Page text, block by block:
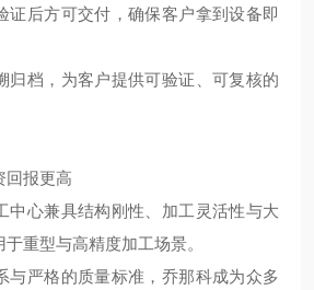
证后方可交付，确保客户拿到设备即
归档，为客户提供可验证、可复核的
回报更高
中心兼具结构刚性、加工灵活性与大
重型与高精度加工场景。
与严格的质量标准，乔那科成为众多